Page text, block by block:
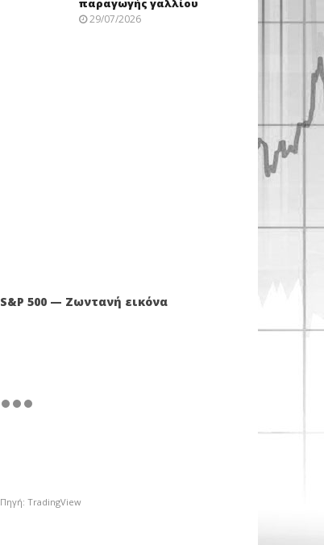
παραγωγής γαλλίου
29/07/2026
S&P 500 — Ζωντανή εικόνα
Πηγή: TradingView